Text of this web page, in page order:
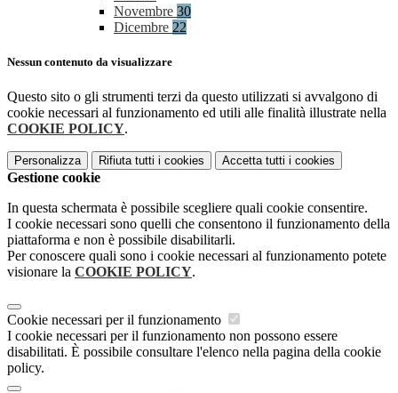
Novembre 30
Dicembre 22
Nessun contenuto da visualizzare
Questo sito o gli strumenti terzi da questo utilizzati si avvalgono di
cookie necessari al funzionamento ed utili alle finalità illustrate nella
COOKIE POLICY.
Personalizza Rifiuta tutti i cookies Accetta tutti i cookies
Gestione cookie
In questa schermata è possibile scegliere quali cookie consentire.
I cookie necessari sono quelli che consentono il funzionamento della
piattaforma e non è possibile disabilitarli.
Per conoscere quali sono i cookie necessari al funzionamento potete
visionare la COOKIE POLICY.
Cookie necessari per il funzionamento
I cookie necessari per il funzionamento non possono essere
disabilitati. È possibile consultare l'elenco nella pagina della cookie
policy.